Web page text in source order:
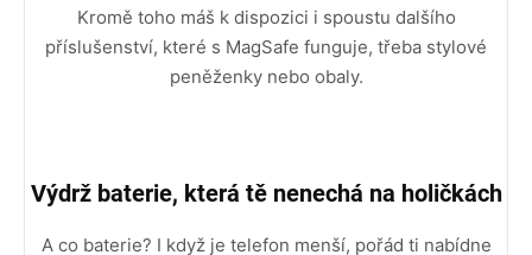
Kromě toho máš k dispozici i spoustu dalšího
příslušenství, které s MagSafe funguje, třeba stylové
peněženky nebo obaly.
Výdrž baterie, která tě nenechá na holičkách
A co baterie? I když je telefon menší, pořád ti nabídne